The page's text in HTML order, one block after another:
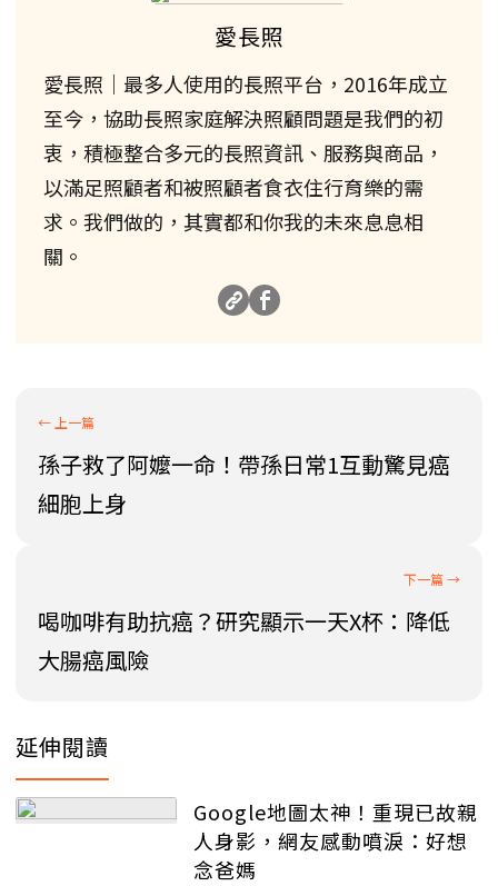
愛長照
愛長照｜最多人使用的長照平台，2016年成立
至今，協助長照家庭解決照顧問題是我們的初
衷，積極整合多元的長照資訊、服務與商品，
以滿足照顧者和被照顧者食衣住行育樂的需
求。我們做的，其實都和你我的未來息息相
關。
孫子救了阿嬤一命！帶孫日常1互動驚見癌
細胞上身
喝咖啡有助抗癌？研究顯示一天X杯：降低
大腸癌風險
延伸閱讀
Google地圖太神！重現已故親
人身影，網友感動噴淚：好想
念爸媽